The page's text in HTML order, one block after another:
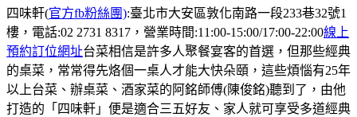
四味軒(官方fb粉絲團):臺北市大安區敦化南路一段233巷32號1
樓，電話:02 2731 8317，營業時間:11:00-15:00/17:00-22:00線上
預約訂位網址台菜相信是許多人聚餐宴客的首選，但那些經典
的桌菜，常常得先烙個一桌人才能大快朵頤，這些煩惱有25年
以上台菜、辦桌菜、酒家菜的阿銘師傅(陳俊銘)聽到了，由他
打造的「四味軒」便是適合三五好友、家人就可享受多道經典